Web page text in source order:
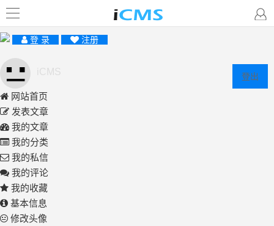
登 录 注册
登出
网站首页
发表文章
我的文章
我的分类
我的私信
我的评论
我的收藏
基本信息
修改头像